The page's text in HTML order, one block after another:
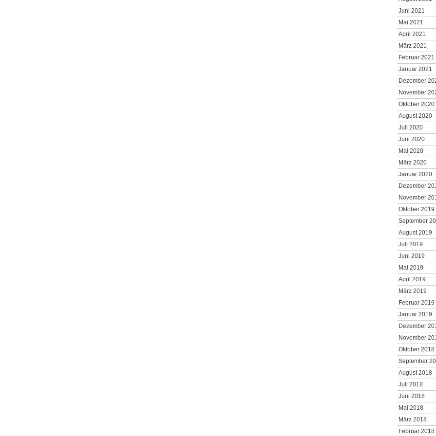
Juni 2021
Mai 2021
April 2021
März 2021
Februar 2021
Januar 2021
Dezember
November
Oktober 2020
August 2020
Juli 2020
Juni 2020
Mai 2020
März 2020
Januar 2020
Dezember
November
Oktober 2019
September
August 2019
Juli 2019
Juni 2019
Mai 2019
April 2019
März 2019
Februar 2019
Januar 2019
Dezember
November
Oktober 2018
September
August 2018
Juli 2018
Juni 2018
Mai 2018
März 2018
Februar 2018